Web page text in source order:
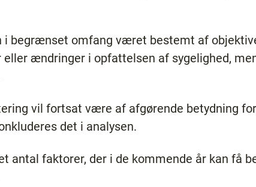
i begrænset omfang været bestemt af
eller ændringer i opfattelsen af sygelighed,
vil fortsat være af afgørende betydning
det i analysen.
antal faktorer, der i de kommende år kan få